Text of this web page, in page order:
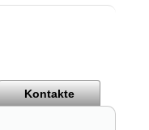
Kontakte